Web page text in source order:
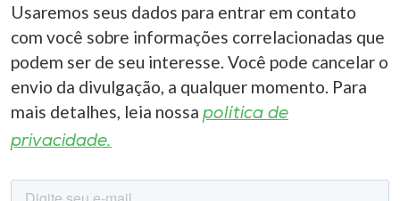
Usaremos seus dados para entrar em contato
com você sobre informações correlacionadas que
podem ser de seu interesse. Você pode cancelar o
envio da divulgação, a qualquer momento. Para
mais detalhes, leia nossa política de
privacidade.